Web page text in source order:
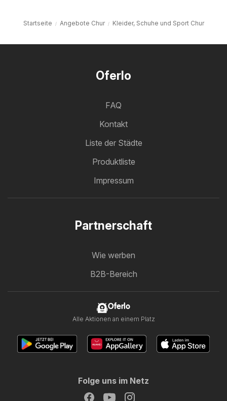
Startseite Angebote Chur Kleider, Schuhe und Sport Chur
Oferlo
FAQ
Kontakt
Liste der Städte
Produktliste
Impressum
Partnerschaft
Wie werben
B2B-Bereich
Oferlo
Alle Aktionen an einem Platz
Folge uns im Netz